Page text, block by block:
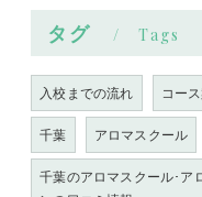
タグ Tags
入校までの流れ コー
千葉 アロマスクール
千葉のアロマスクール･ア